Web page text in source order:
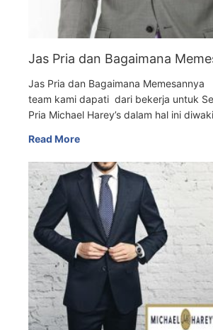
Jas Pria dan Bagaimana
Jas Pria dan Bagaimana Memesannya
team kami dapati dari bekerja untuk
Pria Michael Harey’s dalam hal ini
Read More